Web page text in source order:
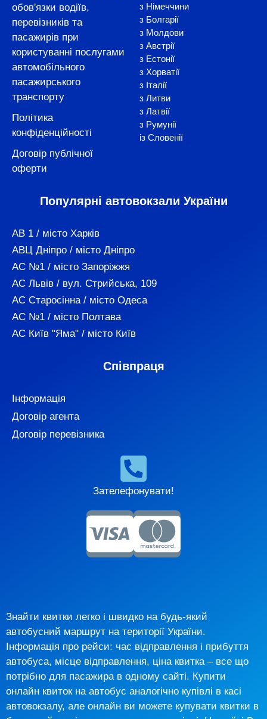
обов'язки водіїв,
перевізників та
пасажирів при
користуванні послугами
автомобільного
пасажирського
транспорту
Політика
конфіденційності
Договір публічної
оферти
з Німеччини
з Болгарії
з Молдови
з Австрії
з Естонії
з Хорватії
з Італії
з Литви
з Латвії
з Румунії
із Словенії
Популярні автовокзали України
АВ 1 / місто Харків
АВЦ Дніпро / місто Дніпро
АС №1 / місто Запоріжжя
АС Львів / вул. Стрийська, 109
АС Старосінна / місто Одеса
АС №1 / місто Полтава
АС Київ "Яма" / місто Київ
Співпраця
Інформація
Договір агента
Договір перевізника
Зателефонувати!
Знайти квитки легко і швидко на будь-який
автобусний маршрут на території України.
Інформація про рейси: час відправлення і прибуття
автобуса, місце відправлення, ціна квитка – все що
потрібно для пасажира в одному сайті. Купити
онлайн квиток на автобус аналогічно купівлі в касі
автовокзалу, але онлайн ви можете купувати квитки в